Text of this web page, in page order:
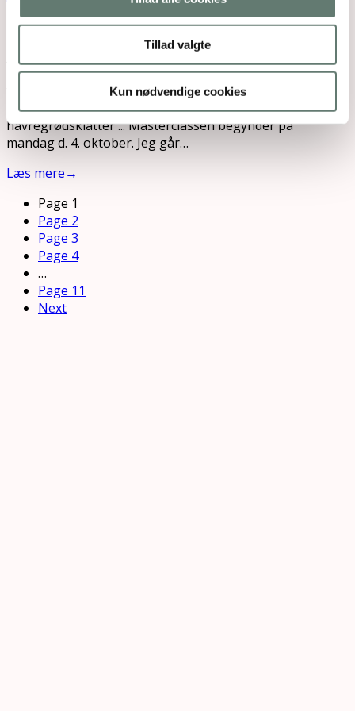
Tillad valgte
Kun nødvendige cookies
29. sep 2021
Jeg vil gerne invitere dig til gratis online
masterclass, hvor du lærer at knække koden til at
få flere timer i døgnet og puste liv i dine
kerneværdier – trods vasketøjsbunker og
havregrødsklatter ... Masterclassen begynder på
mandag d. 4. oktober. Jeg går…
Læs mere→
Page 1
Page 2
Page 3
Page 4
…
Page 11
Next